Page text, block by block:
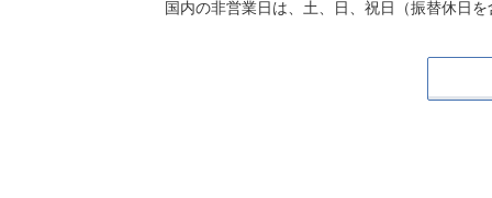
国内の非営業日は、土、日、祝日（振替休日